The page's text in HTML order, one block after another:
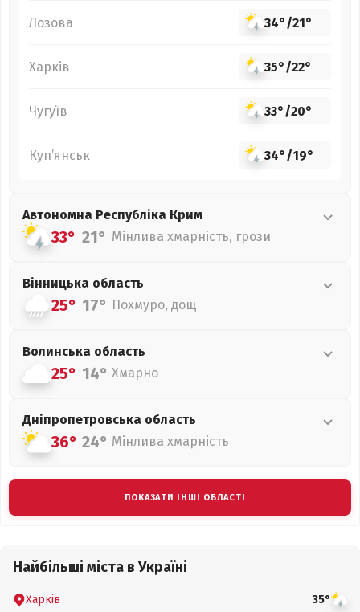
Лозова 34°/21°
Харків 35°/22°
Чугуїв 33°/20°
Куп’янськ 34°/19°
Автономна Республіка Крим
33° 21° Мінлива хмарність, грози
Вінницька область
25° 17° Похмуро, дощ
Волинська область
25° 14° Хмарно
Дніпропетровська область
36° 24° Мінлива хмарність
ПОКАЗАТИ ІНШІ ОБЛАСТІ
Найбільші міста в Україні
Харків 35°